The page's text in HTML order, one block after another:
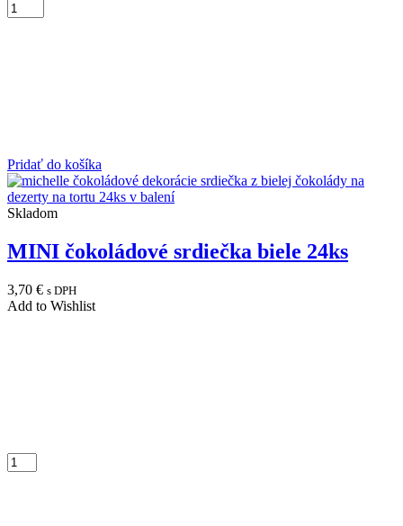
Pridať do košíka
Skladom
MINI čokoládové srdiečka biele 24ks
3,70 € s DPH
Add to Wishlist